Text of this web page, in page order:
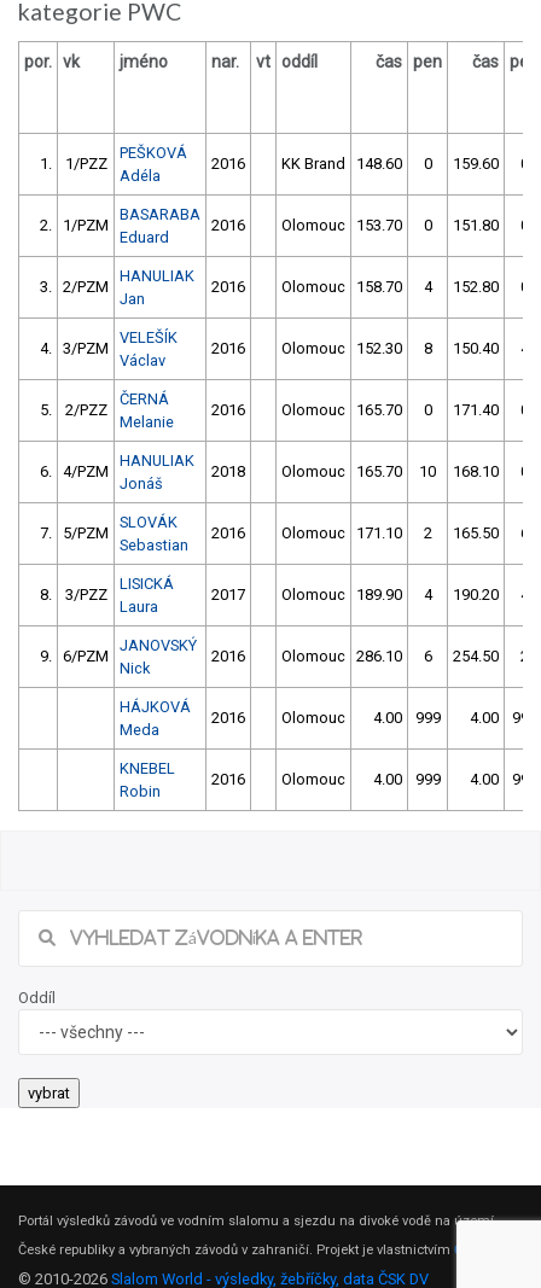
kategorie PWC
por. vk jméno nar. vt oddíl čas pen čas pen
1. 1/PZZ
PEŠKOVÁ
Adéla
2016 KK Brand 148.60 0 159.60 0
2. 1/PZM
BASARABA
Eduard
2016 Olomouc 153.70 0 151.80 0
3. 2/PZM
HANULIAK
Jan
2016 Olomouc 158.70 4 152.80 0
4. 3/PZM
VELEŠÍK
Václav
2016 Olomouc 152.30 8 150.40 4
5. 2/PZZ
ČERNÁ
Melanie
2016 Olomouc 165.70 0 171.40 0
6. 4/PZM
HANULIAK
Jonáš
2018 Olomouc 165.70 10 168.10 0
7. 5/PZM
SLOVÁK
Sebastian
2016 Olomouc 171.10 2 165.50 6
8. 3/PZZ
LISICKÁ
Laura
2017 Olomouc 189.90 4 190.20 4
9. 6/PZM
JANOVSKÝ
Nick
2016 Olomouc 286.10 6 254.50 2
HÁJKOVÁ
Meda
2016 Olomouc 4.00 999 4.00 999
KNEBEL
Robin
2016 Olomouc 4.00 999 4.00 999
Popis chyby (max. 255 znaků):
jméno nahlašujícího
Oddíl